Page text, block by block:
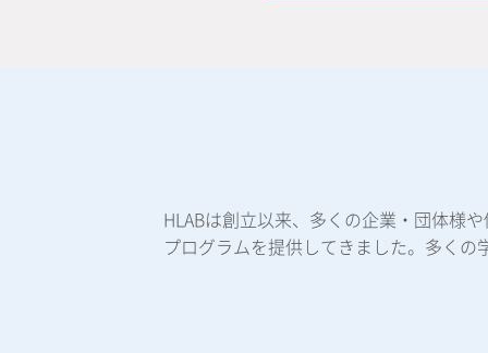
HLABは創立以来、多くの企業・団体様
プログラムを提供してきました。多く